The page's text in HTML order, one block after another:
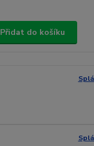
Přidat do košíku